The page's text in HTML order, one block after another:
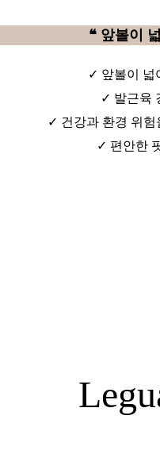
❝ 앞볼이
✓ 앞볼이 넓
✓ 발근육
✓ 건강과 환경 위험
✓ 편안한